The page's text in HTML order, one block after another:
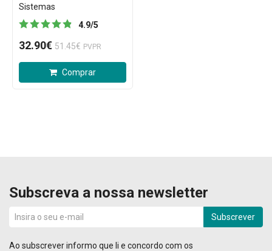
Sistemas
4.9/5
32.90€ 51.45€ PVPR
Comprar
Subscreva a nossa newsletter
Subscrever
Ao subscrever informo que li e concordo com os